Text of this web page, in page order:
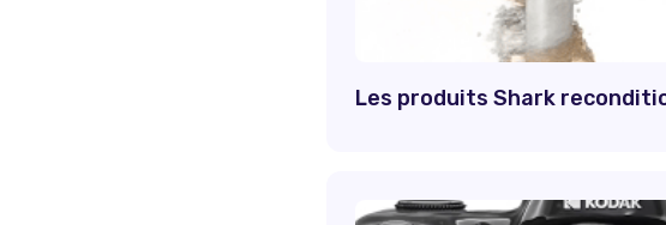
Les produits Shark